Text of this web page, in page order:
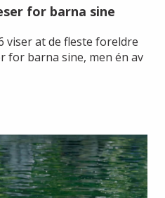
for barna sine
viser at de fleste foreldre
for barna sine, men én av